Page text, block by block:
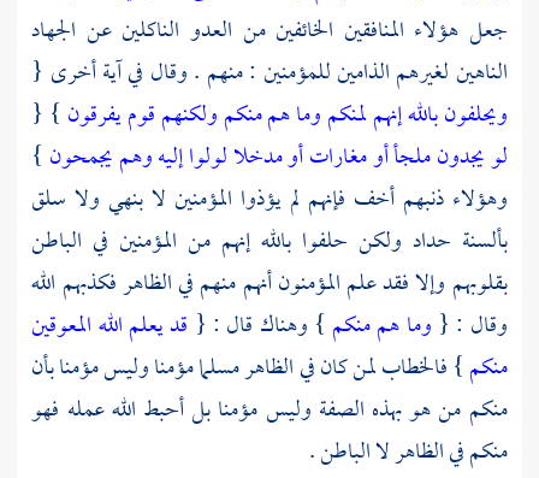
جعل هؤلاء المنافقين الخائفين من العدو الناكلين عن الجهاد
الناهين لغيرهم الذامين للمؤمنين : منهم . وقال في آية أخرى {
ويحلفون بالله إنهم لمنكم وما هم منكم ولكنهم قوم يفرقون } {
لو يجدون ملجأ أو مغارات أو مدخلا لولوا إليه وهم يجمحون }
وهؤلاء ذنبهم أخف فإنهم لم يؤذوا المؤمنين لا بنهي ولا سلق
بألسنة حداد ولكن حلفوا بالله إنهم من المؤمنين في الباطن
بقلوبهم وإلا فقد علم المؤمنون أنهم منهم في الظاهر فكذبهم الله
وقال : { وما هم منكم } وهناك قال : { قد يعلم الله المعوقين
منكم} فالخطاب لمن كان في الظاهر مسلما مؤمنا وليس مؤمنا بأن
منكم من هو بهذه الصفة وليس مؤمنا بل أحبط الله عمله فهو
منكم في الظاهر لا الباطن .